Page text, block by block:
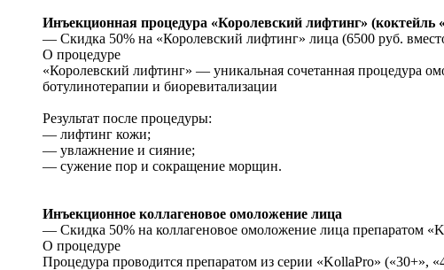
Инъекционная процедура «Королевский лифтинг» (коктейль
— Скидка 50% на «Королевский лифтинг» лица (6500 руб.
О процедуре
«Королевский лифтинг» — уникальная сочетанная процедура
ботулинотерапии и биоревитализации
Результат после процедуры:
— лифтинг кожи;
— увлажнение и сияние;
— сужение пор и сокращение морщин.
Инъекционное коллагеновое омоложение лица
— Скидка 50% на коллагеновое омоложение лица препаратом
О процедуре
Процедура проводится препаратом из серии «KollaPro» («30+»,